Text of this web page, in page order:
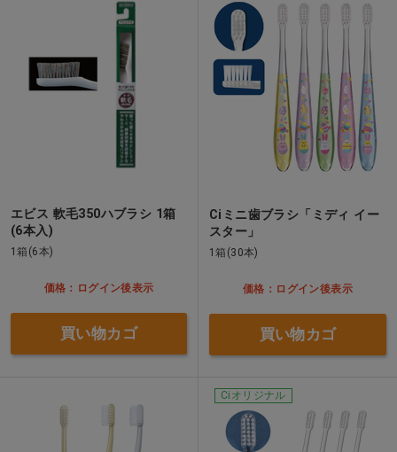
エビス 軟毛350ハブラシ 1箱
(6本入)
1箱(6本)
価格：ログイン後表示
買い物カゴ
Ciミニ歯ブラシ「ミディ イー
スター」
1箱(30本)
価格：ログイン後表示
買い物カゴ
Ciオリジナル